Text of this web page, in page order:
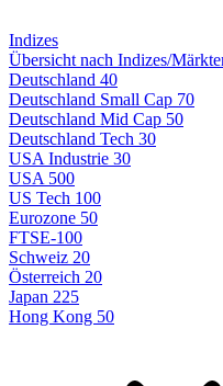
Indizes
Übersicht nach Indizes/
Deutschland 40
Deutschland Small Cap 70
Deutschland Mid Cap 50
Deutschland Tech 30
USA Industrie 30
USA 500
US Tech 100
Eurozone 50
FTSE-100
Schweiz 20
Österreich 20
Japan 225
Hong Kong 50